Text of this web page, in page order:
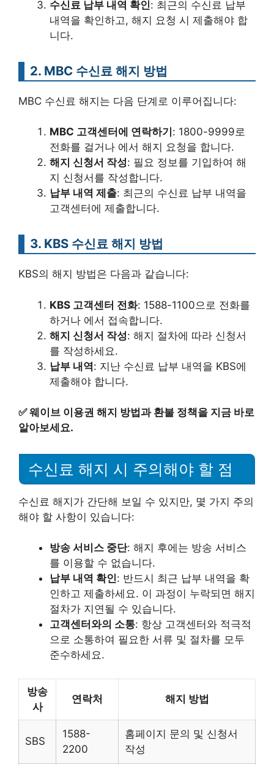
수신료 납부 내역 확인: 최근의 수신료 납부
내역을 확인하고, 해지 요청 시 제출해야 합
니다.
2. MBC 수신료 해지 방법
MBC 수신료 해지는 다음 단계로 이루어집니다:
MBC 고객센터에 연락하기 : 1800-9999로
전화를 걸거나 에서 해지 요청을 합니다.
해지 신청서 작성: 필요 정보를 기입하여 해
지 신청서를 작성합니다.
납부 내역 제출: 최근의 수신료 납부 내역을
고객센터에 제출합니다.
3. KBS 수신료 해지 방법
KBS의 해지 방법은 다음과 같습니다:
KBS 고객센터 전화: 1588-1100으로 전화를
하거나 에서 접속합니다.
해지 신청서 작성: 해지 절차에 따라 신청서
를 작성하세요.
납부 내역: 지난 수신료 납부 내역을 KBS에
제출해야 합니다.
✅웨이브 이용권 해지 방법과 환불 정책을 지금 바로
알아보세요.
수신료 해지 시 주의해야 할 점
수신료 해지가 간단해 보일 수 있지만, 몇 가지 주의
해야 할 사항이 있습니다:
방송 서비스 중단: 해지 후에는 방송 서비스
를 이용할 수 없습니다.
납부 내역 확인: 반드시 최근 납부 내역을 확
인하고 제출하세요. 이 과정이 누락되면 해지
절차가 지연될 수 있습니다.
고객센터와의 소통: 항상 고객센터와 적극적
으로 소통하여 필요한 서류 및 절차를 모두
준수하세요.
방송
사
연락처 해지 방법
SBS
1588-
2200
홈페이지 문의 및 신청서
작성